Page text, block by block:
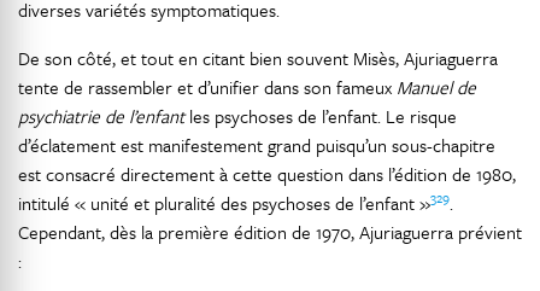
diverses variétés symptomatiques.
De son côté, et tout en citant bien souvent Misès, Ajuriaguerra
tente de rassembler et d’unifier dans son fameux Manuel de
psychiatrie de l’enfantles psychoses de l’enfant. Le risque
d’éclatement est manifestement grand puisqu’un sous-chapitre
est consacré directement à cette question dans l’édition de 1980,
intitulé « unité et pluralité des psychoses de l’enfant »329.
Cependant, dès la première édition de 1970, Ajuriaguerra prévient
: